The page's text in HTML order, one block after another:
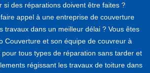
si des réparations doivent être faites ?
appel à une entreprise de couverture
travaux dans un meilleur délai ? Vous êtes
Couverture et son équipe de couvreur à
tous types de réparation sans tarder et
régissant les travaux de toiture dans